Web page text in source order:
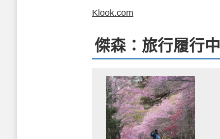
Klook.com
傑森：旅行履行中